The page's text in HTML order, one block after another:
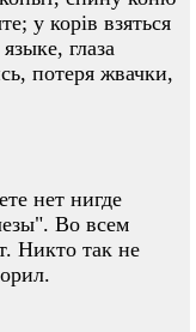
у корів взяться
глаза
потеря жвачки,
нет нигде
Во всем
Никто так не